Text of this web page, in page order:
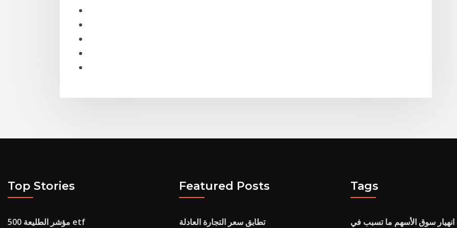
Top Stories
مؤشر الطليعة 500 etf
Featured Posts
تطابق سعر التجارة العادلة
Tags
سوق الأسهم ما تسبب في